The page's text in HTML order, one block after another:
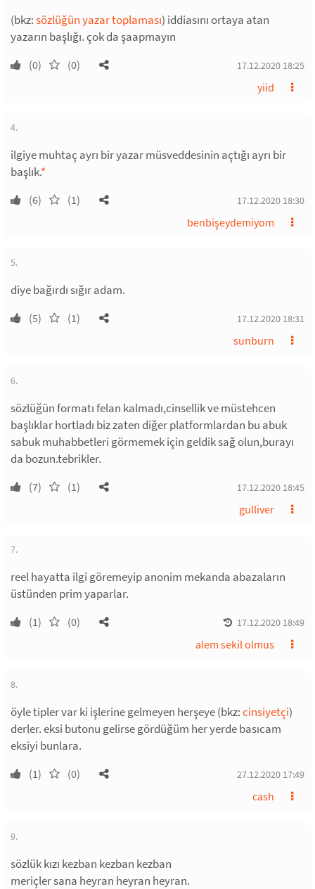
(bkz:sözlüğün yazar toplaması) iddiasını ortaya atan
yazarın başlığı. çok da şaapmayın
(0) (0) 17.12.2020 18:25
yiid
4.
ilgiye muhtaç ayrı bir yazar müsveddesinin açtığı ayrı bir
başlık.*
(6) (1) 17.12.2020 18:30
benbişeydemiyom
5.
diye bağırdı sığır adam.
(5) (1) 17.12.2020 18:31
sunburn
6.
sözlüğün formatı felan kalmadı,cinsellik ve müstehcen
başlıklar hortladı biz zaten diğer platformlardan bu abuk
sabuk muhabbetleri görmemek için geldik sağ olun,burayı
da bozun.tebrikler.
(7) (1) 17.12.2020 18:45
gulliver
7.
reel hayatta ilgi göremeyip anonim mekanda abazaların
üstünden prim yaparlar.
(1) (0) 17.12.2020 18:49
alem sekil olmus
8.
öyle tipler var ki işlerine gelmeyen herşeye (bkz:cinsiyetçi)
derler. eksi butonu gelirse gördüğüm her yerde basıcam
eksiyi bunlara.
(1) (0) 27.12.2020 17:49
cash
9.
sözlük kızı kezban kezban kezban
meriçler sana heyran heyran heyran.